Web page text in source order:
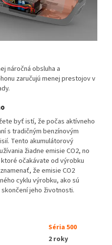
náročná obsluha a
zaručujú menej prestojov v
byť istí, že počas aktívneho
s tradičným benzínovým
Tento akumulátorový
žiadne emisie CO2, no
očakávate od výrobku
že emisie CO2
cyklu výrobku, ako sú
jeho životnosti.
Séria 500
2 roky